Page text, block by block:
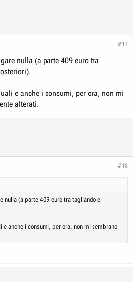
#17
nulla (a parte 409 euro tra
e anche i consumi, per ora, non mi
alterati.
#18
nulla (a parte 409 euro tra tagliando e
e anche i consumi, per ora, non mi sembrano